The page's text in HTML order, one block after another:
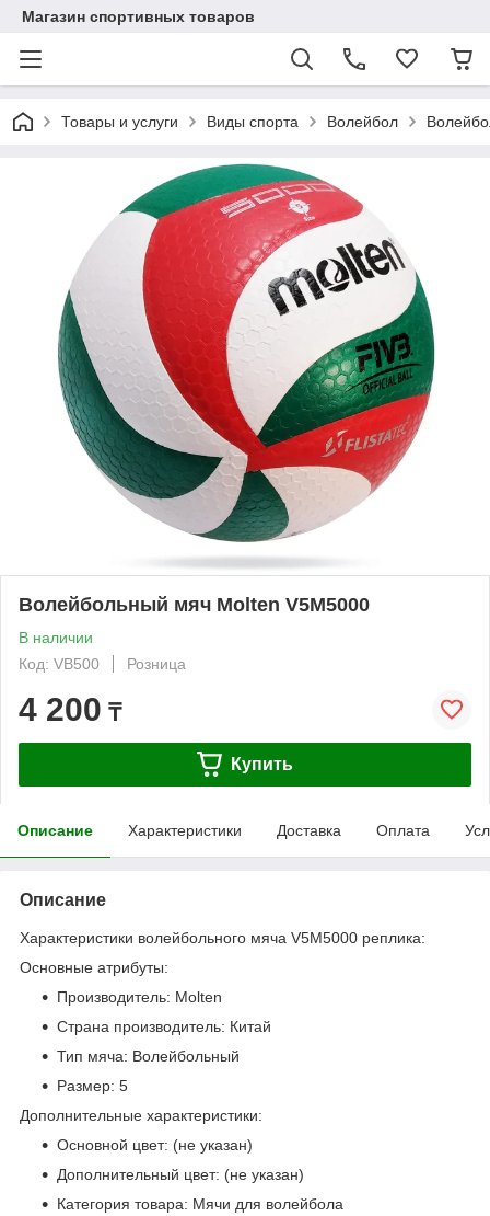
Магазин спортивных товаров
Товары и услуги Виды спорта Волейбол
Волейбольный мяч Molten V5M5000
В наличии
Код: VB500
Розница
4 200 ₸
Купить
Описание Характеристики Доставка Оплата
Описание
Характеристики волейбольного мяча V5M5000 реплика:
Основные атрибуты:
Производитель: Molten
Страна производитель: Китай
Тип мяча: Волейбольный
Размер: 5
Дополнительные характеристики:
Основной цвет: (не указан)
Дополнительный цвет: (не указан)
Категория товара: Мячи для волейбола